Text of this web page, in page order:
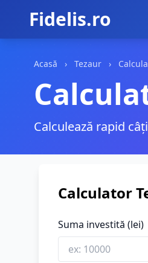
Fidelis.ro
Acasă › Tezaur ›
Calculează rapid
Calculator
Suma investită (lei)